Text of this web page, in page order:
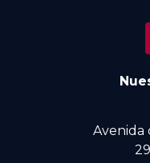
Avenida